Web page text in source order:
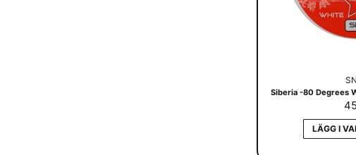
LÄGG I